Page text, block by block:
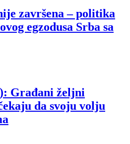
završena – politika
egzodusa Srba sa
Građani željni
da svoju volju